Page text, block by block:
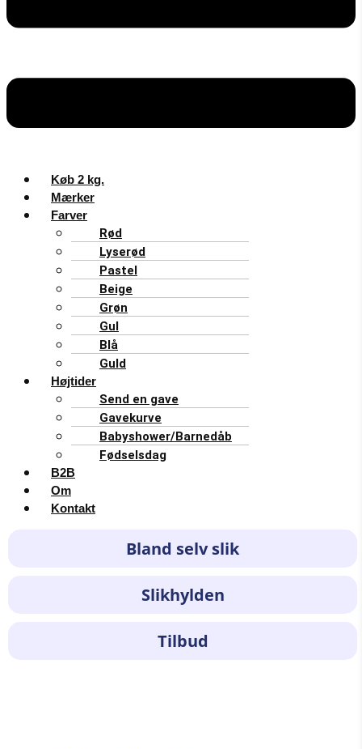
Køb 2 kg.
Mærker
Farver
Rød
Lyserød
Pastel
Beige
Grøn
Gul
Blå
Guld
Højtider
Send en gave
Gavekurve
Babyshower/Barnedåb
Fødselsdag
B2B
Om
Kontakt
Bland selv slik
Slikhylden
Tilbud